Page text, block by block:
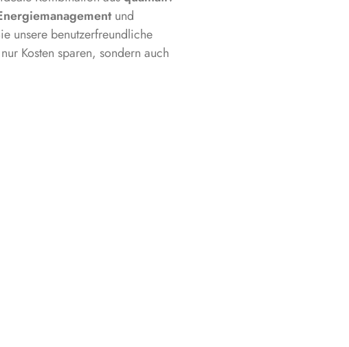
und
unsere benutzerfreundliche
Kosten sparen, sondern auch